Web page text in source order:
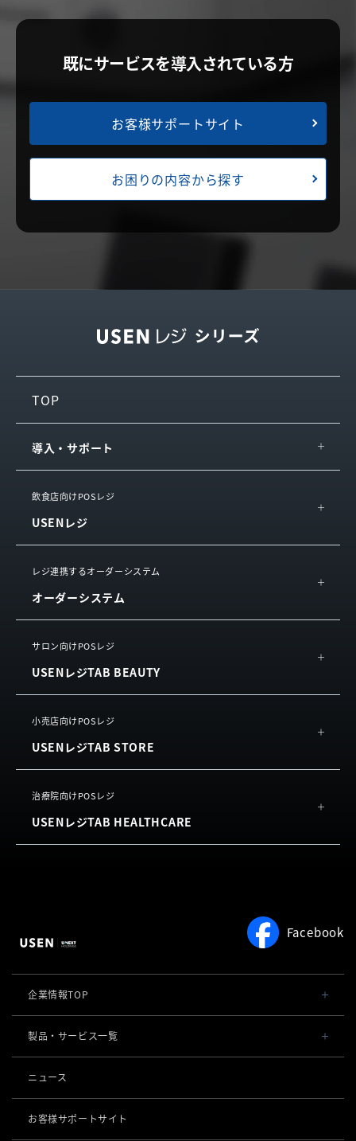
既にサービスを導入されている方
お客様サポートサイト
お困りの内容から探す
TOP
導入・サポート
IT導入補助金
導入の流れ・サポート
飲食店向けPOSレジ
USENレジ
概要
機能
よくある質問
利用規約
レジ連携するオーダーシステム
オーダーシステム
USEN ハンディ
USEN Mobile Order
USEN Ticket & Pay
サロン向けPOSレジ
USENレジTAB BEAUTY
概要
機能
小売店向けPOSレジ
USENレジTAB STORE
概要
機能
治療院向けPOSレジ
USENレジTAB HEALTHCARE
Facebook
企業情報TOP
会社概要・役員一覧
社長メッセージ
製品・サービス一覧
POSレジ 他
オーダーシステム
導入事例
ニュース
お客様サポートサイト